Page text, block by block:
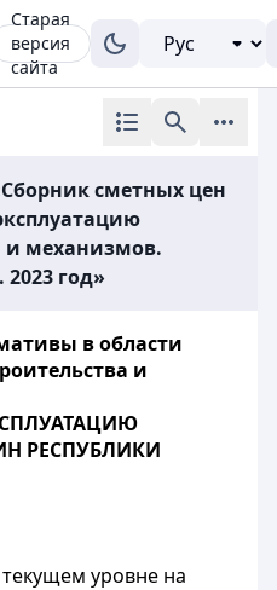
Старая
версия
сайта
сметных цен
механизмов.
год»
в области
и
РЕСПУБЛИКИ
уровне на